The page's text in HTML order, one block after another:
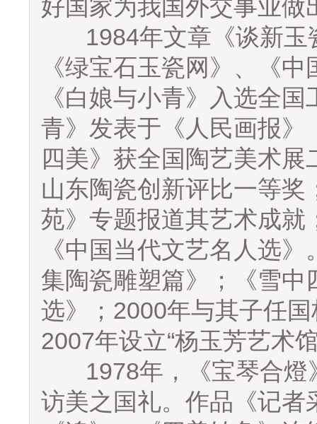
好国家为我国外交事业做
1984年文章《谈新玉
《绿宝石玉瓷网》、《
《白娘与小青》入选全
青》发表于《人民画报
四美》获全国陶艺美术
山东陶瓷创新评比一等
苑》专题报道其艺术成就
《中国当代文艺名人选
集陶瓷雕塑篇》；《雪
选》；2000年与其子任
2007年设立“杨玉芳艺术
1978年，《宝琴合燈
访美之国礼。作品《记者